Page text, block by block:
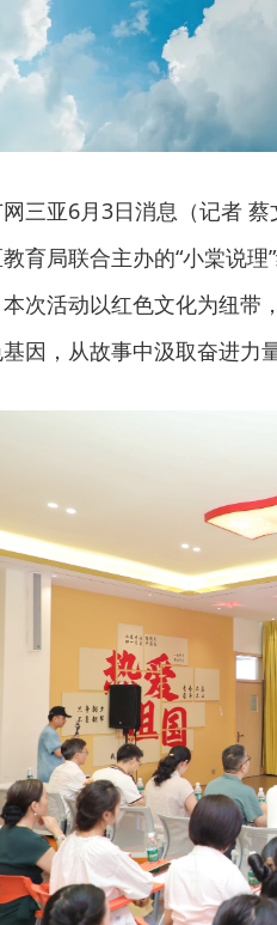
三亚6月3日消息（记者
育局联合主办的“小棠说
次活动以红色文化为纽带
因，从故事中汲取奋进力量